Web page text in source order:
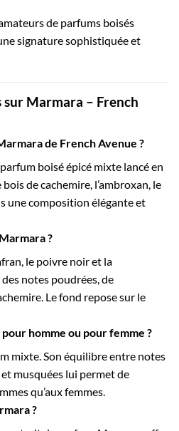
de parfums boisés
signature sophistiquée et
Marmara – French
de French Avenue ?
boisé épicé mixte lancé en
de cachemire, l’ambroxan, le
une composition élégante et
?
le poivre noir et la
notes poudrées, de
Le fond repose sur le
homme ou pour femme ?
mixte. Son équilibre entre notes
musquées lui permet de
qu’aux femmes.
?